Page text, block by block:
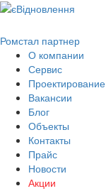
Ромстал партнер
О компании
Сервис
Проектирование
Вакансии
Блог
Объекты
Контакты
Прайс
Новости
Акции